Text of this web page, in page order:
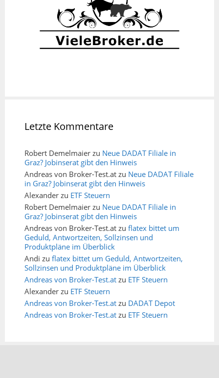
Letzte Kommentare
Robert Demelmaier zu Neue DADAT Filiale in
Graz? Jobinserat gibt den Hinweis
Andreas von Broker-Test.at zu Neue DADAT Filiale
in Graz? Jobinserat gibt den Hinweis
Alexander zu ETF Steuern
Robert Demelmaier zu Neue DADAT Filiale in
Graz? Jobinserat gibt den Hinweis
Andreas von Broker-Test.at zu flatex bittet um
Geduld, Antwortzeiten, Sollzinsen und
Produktpläne im Überblick
Andi zu flatex bittet um Geduld, Antwortzeiten,
Sollzinsen und Produktpläne im Überblick
Andreas von Broker-Test.at zu ETF Steuern
Alexander zu ETF Steuern
Andreas von Broker-Test.at zu DADAT Depot
Andreas von Broker-Test.at zu ETF Steuern